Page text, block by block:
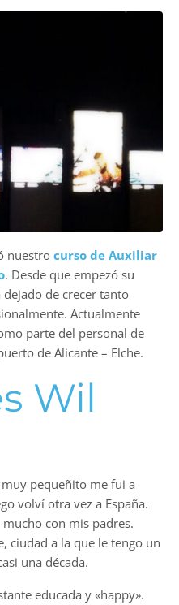
nuestro curso de Auxiliar
. Desde que empezó su
de crecer tanto
Actualmente
parte del personal de
de Alicante – Elche.
Wil
pequeñito me fui a
volví otra vez a España.
con mis padres.
ciudad a la que le tengo un
una década.
educada y «happy».